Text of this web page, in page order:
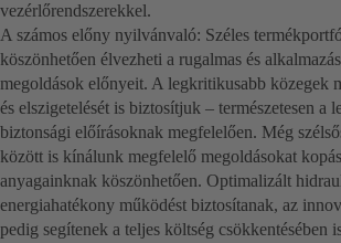
vezérlőrendszerekkel.
A számos előny nyilvánvaló: Széles
köszönhetően élvezheti a rugalmas és
megoldások előnyeit. A legkritikusabb közegek
és elszigetelését is biztosítjuk – természetesen a
biztonsági előírásoknak megfelelően. Még
között is kínálunk megfelelő megoldásokat
anyagainknak köszönhetően. Optimalizált
energiahatékony működést biztosítanak, az
pedig segítenek a teljes költség csökkentésében